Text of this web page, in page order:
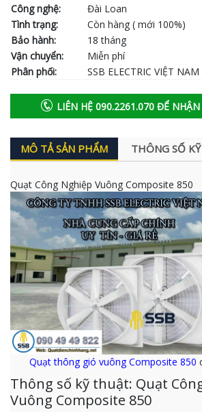
Công nghệ:
Đài Loan
Tình trạng:
Còn hàng ( mới 100%)
Bảo hành:
18 tháng
Vận chuyển:
Miễn phí
Phân phối:
SSB ELECTRIC VIỆT NAM
LIÊN HỆ 090.2261.070 ĐỂ
MÔ TẢ SẢN PHẨM THÔNG SỐ
Quạt Công Nghiệp Vuông Composite 850
Quạt thông gió vuông Composite 850
Thông số kỹ thuật: Quạt
Vuông Composite 850